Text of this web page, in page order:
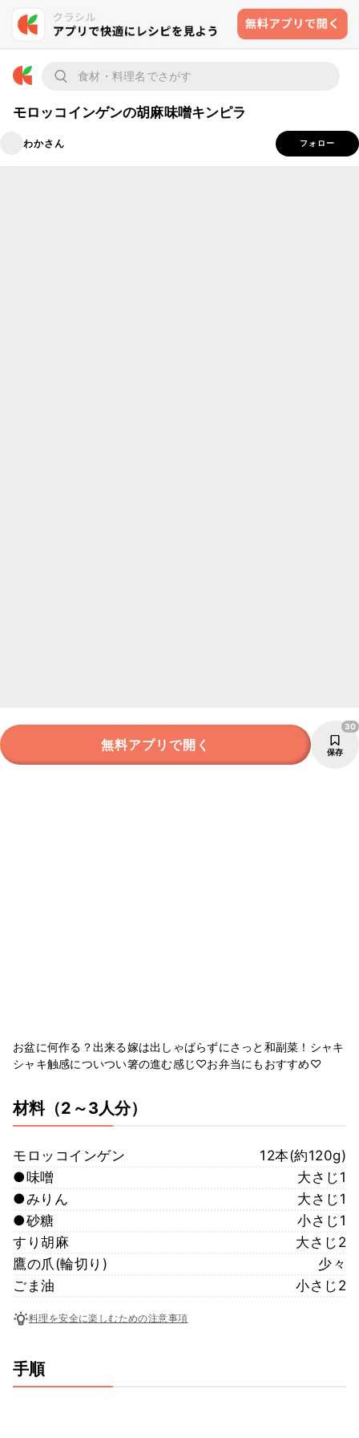
モロッコインゲンの胡麻味噌キンピラ
わかさん フォロー
無料アプリで開く 保存
30
お盆に何作る？出来る嫁は出しゃばらずにさっと和副菜！シャキ
シャキ触感についつい箸の進む感じ♡お弁当にもおすすめ♡
材料（2～3人分）
モロッコインゲン
12本(約120g)
●味噌
大さじ1
●みりん
大さじ1
●砂糖
小さじ1
すり胡麻
大さじ2
鷹の爪(輪切り)
少々
ごま油
小さじ2
料理を安全に楽しむための注意事項
手順